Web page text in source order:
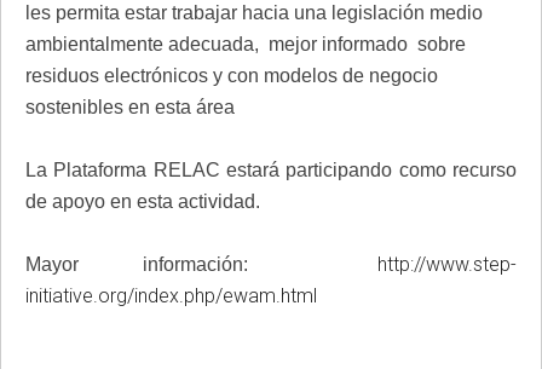
les permita estar trabajar hacia una legislación medio
ambientalmente adecuada, mejor informado sobre
residuos electrónicos y con modelos de negocio
sostenibles en esta área
La Plataforma RELAC estará participando como recurso
de apoyo en esta actividad.
Mayor información: http://www.step-
initiative.org/index.php/ewam.html